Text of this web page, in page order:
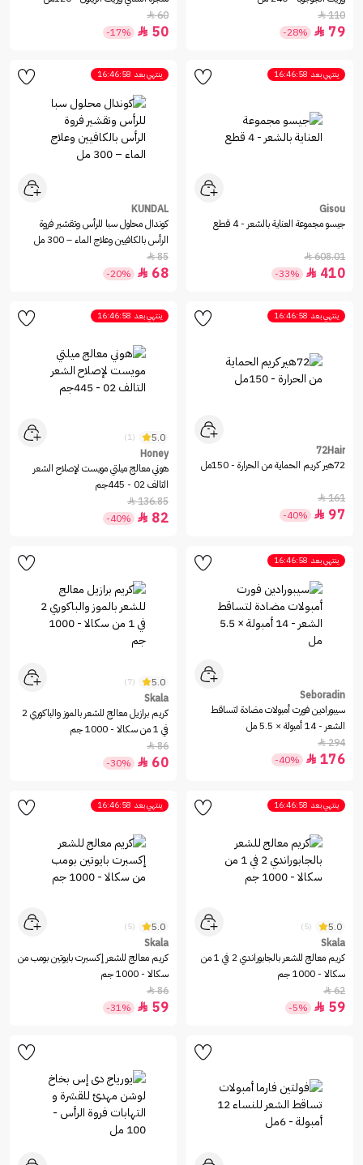
110

79

-28%
60

50

-17%
ينتهي بعد 16:46:58
Gisou
جيسو مجموعة العناية بالشعر - 4 قطع
608.01

410

-33%
ينتهي بعد 16:46:58
KUNDAL
كوندال محلول سبا للرأس وتقشير فروة
الرأس بالكافيين وعلاج الماء – 300 مل
85

68

-20%
ينتهي بعد 16:46:58
72Hair
72هير كريم الحماية من الحرارة - 150مل
161

97

-40%
ينتهي بعد 16:46:58
5.0
(1)
Honey
هوني معالج ميلتي مويست لإصلاح الشعر
التالف 02 - 445جم
136.85

82

-40%
ينتهي بعد 16:46:58
Seboradin
سيبورادين فورت أمبولات مضادة لتساقط
الشعر - 14 أمبولة × 5.5 مل
294

176

-40%
5.0
(7)
Skala
كريم برازيل معالج للشعر بالموز والباكوري 2
في 1 من سكالا - 1000 جم
86

60

-30%
ينتهي بعد 16:46:58
5.0
(5)
Skala
كريم معالج للشعر بالجابوراندي 2 في 1 من
سكالا - 1000 جم
62

59

-5%
ينتهي بعد 16:46:58
5.0
(5)
Skala
كريم معالج للشعر إكسبرت بايوتين بومب من
سكالا - 1000 جم
86

59

-31%